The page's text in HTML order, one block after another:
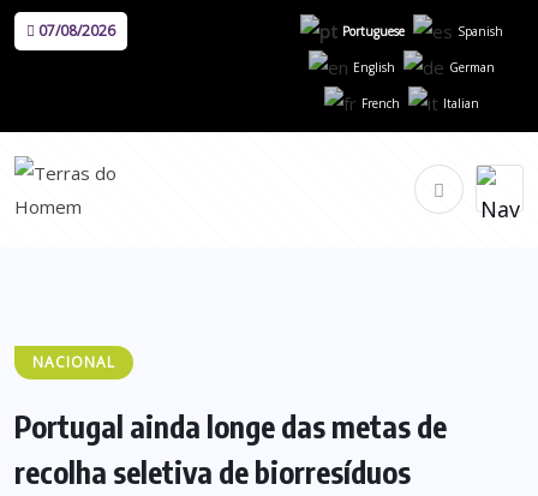
07/08/2026 Portuguese Spanish
English German
French Italian
NACIONAL
Portugal ainda longe das metas de
recolha seletiva de biorresíduos